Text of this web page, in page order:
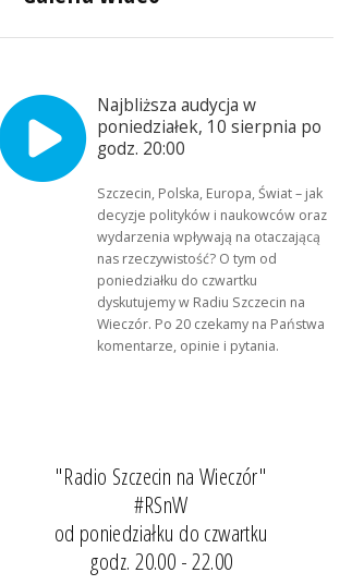
Najbliższa audycja w
poniedziałek, 10 sierpnia po
godz. 20:00
Szczecin, Polska, Europa, Świat – jak
decyzje polityków i naukowców oraz
wydarzenia wpływają na otaczającą
nas rzeczywistość? O tym od
poniedziałku do czwartku
dyskutujemy w Radiu Szczecin na
Wieczór. Po 20 czekamy na Państwa
komentarze, opinie i pytania.
"Radio Szczecin na Wieczór"
#RSnW
od poniedziałku do czwartku
godz. 20.00 - 22.00